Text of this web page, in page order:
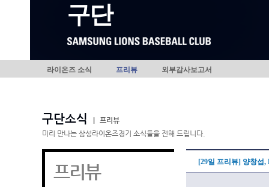
구단
라이온즈 소식 프리뷰 외부감사보고서
구단소식
프리뷰
미리 만나는 삼성라이온즈경기 소식들을 전해 드립니다.
프리뷰 [29일 프리뷰] 양창섭